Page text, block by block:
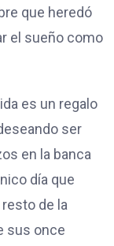
que heredó
el sueño como
es un regalo
ser
en la banca
día que
de la
sus once